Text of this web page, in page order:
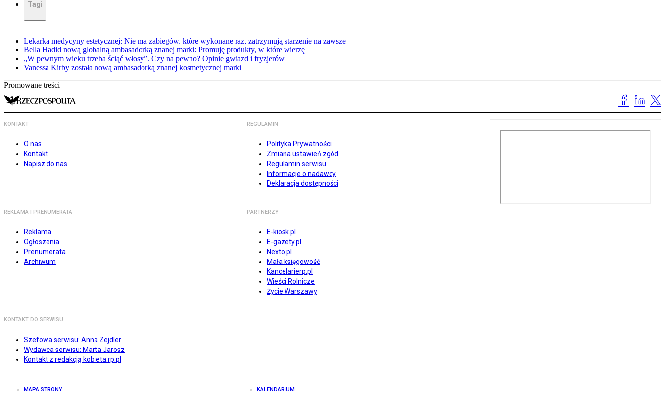
Tagi
Lekarka medycyny estetycznej: Nie ma zabiegów, które wykonane raz, zatrzymują starzenie na zawsze
Bella Hadid nową globalną ambasadorką znanej marki: Promuję produkty, w które wierzę
„W pewnym wieku trzeba ściąć włosy”. Czy na pewno? Opinie gwiazd i fryzjerów
Vanessa Kirby została nową ambasadorką znanej kosmetycznej marki
Promowane treści
KONTAKT
O nas
Kontakt
Napisz do nas
REGULAMIN
Polityka Prywatności
Zmiana ustawień zgód
Regulamin serwisu
Informacje o nadawcy
Deklaracja dostępności
REKLAMA I PRENUMERATA
Reklama
Ogłoszenia
Prenumerata
Archiwum
PARTNERZY
E-kiosk.pl
E-gazety.pl
Nexto.pl
Mała księgowość
Kancelarierp.pl
Wieści Rolnicze
Życie Warszawy
KONTAKT DO SERWISU
Szefowa serwisu: Anna Zejdler
Wydawca serwisu: Marta Jarosz
Kontakt z redakcją kobieta.rp.pl
MAPA STRONY KALENDARIUM